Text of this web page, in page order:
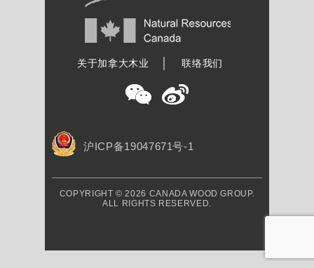
关于加拿大木业 联络我们
沪ICP备19047671号-1
COPYRIGHT © 2026 CANADA WOOD GROUP.
ALL RIGHTS RESERVED.